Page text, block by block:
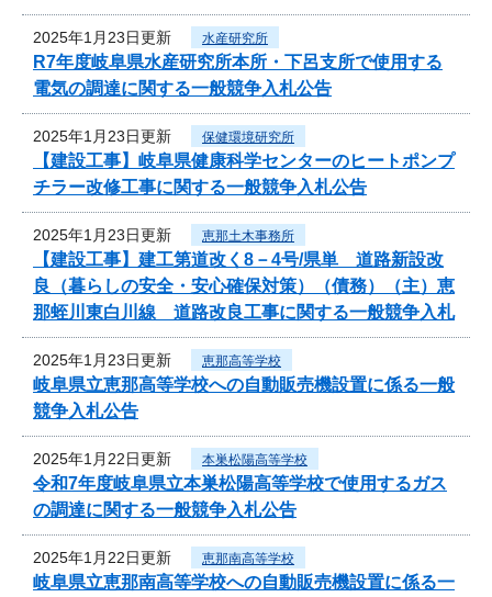
2025年1月23日更新 水産研究所
R7年度岐阜県水産研究所本所・下呂支所で使用する
電気の調達に関する一般競争入札公告
2025年1月23日更新 保健環境研究所
【建設工事】岐阜県健康科学センターのヒートポンプ
チラー改修工事に関する一般競争入札公告
2025年1月23日更新 恵那土木事務所
【建設工事】建工第道改く8－4号/県単 道路新設改
良（暮らしの安全・安心確保対策）（債務）（主）恵
那蛭川東白川線 道路改良工事に関する一般競争入札
2025年1月23日更新 恵那高等学校
岐阜県立恵那高等学校への自動販売機設置に係る一般
競争入札公告
2025年1月22日更新 本巣松陽高等学校
令和7年度岐阜県立本巣松陽高等学校で使用するガス
の調達に関する一般競争入札公告
2025年1月22日更新 恵那南高等学校
岐阜県立恵那南高等学校への自動販売機設置に係る一